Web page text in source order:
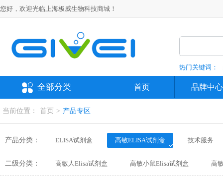
您好，欢迎光临上海极威生物科技商城！
热门关键词：
全部分类 首页 品牌中心
当前位置： 首页 > 产品专区
产品分类： ELISA试剂盒 高敏ELISA试剂盒 技术服务
二级分类：
高敏人Elisa试剂盒 高敏小鼠Elisa试剂盒 高